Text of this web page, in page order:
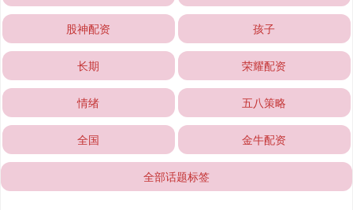
股神配资 孩子
长期 荣耀配资
情绪 五八策略
全国 金牛配资
全部话题标签